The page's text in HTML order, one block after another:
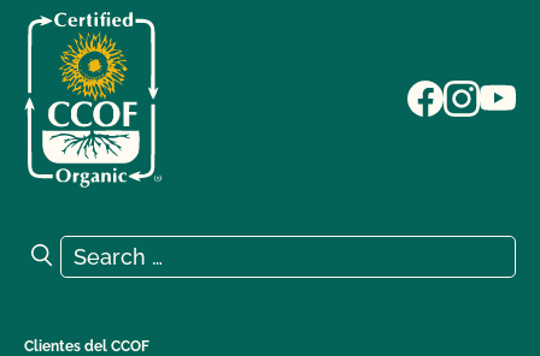
Search for:
Search
Clientes del CCOF